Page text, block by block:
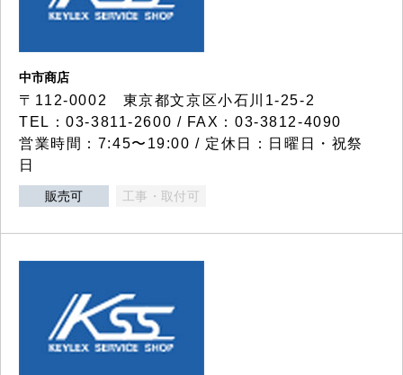
中市商店
〒112-0002 東京都文京区小石川1-25-2
TEL：03-3811-2600 / FAX：03-3812-4090
営業時間：7:45〜19:00 / 定休日：日曜日・祝祭
日
販売可 工事・取付可